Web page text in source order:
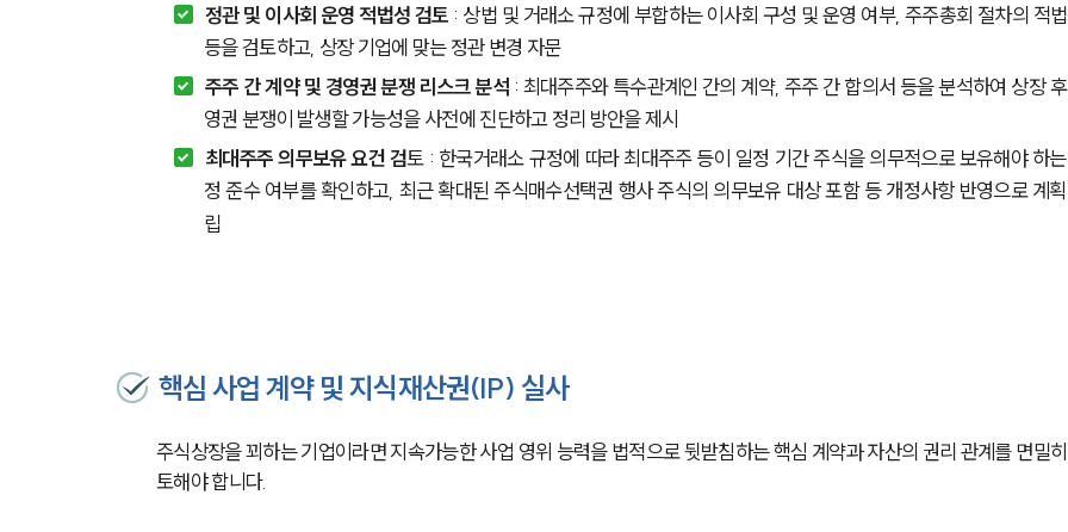
정관 및 이사회 운영 적법성 검토 : 상법 및 거래소 규정에 부합하는 이사회 구성 및 운영 여부, 주주총회 절차의 적
등을 검토하고, 상장 기업에 맞는 정관 변경 자문
주주 간 계약 및 경영권 분쟁 리스크 분석 : 최대주주와 특수관계인 간의 계약, 주주 간 합의서 등을 분석하여 상장
영권 분쟁이 발생할 가능성을 사전에 진단하고 정리 방안을 제시
최대주주 의무보유 요건 검토 : 한국거래소 규정에 따라 최대주주 등이 일정 기간 주식을 의무적으로 보유해야 하
정 준수 여부를 확인하고, 최근 확대된 주식매수선택권 행사 주식의 의무보유 대상 포함 등 개정사항 반영으로 계
립
핵심 사업 계약 및 지식재산권(IP) 실사
주식상장을 꾀하는 기업이라면 지속가능한 사업 영위 능력을 법적으로 뒷받침하는 핵심 계약과 자산의 권리 관계를 면밀
토해야 합니다.